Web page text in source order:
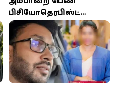
பிசியோதெரபிஸ்ட்
மரணம்: காதலன்
எனக்கூறப்படும் நபர்
குறித்து தீவிர விசாரணை